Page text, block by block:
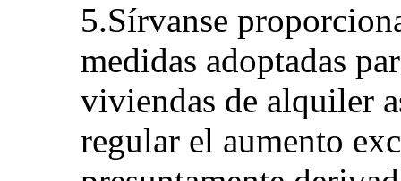
5.Sírvanse
medidas adoptadas
viviendas de alquiler
regular el aumento